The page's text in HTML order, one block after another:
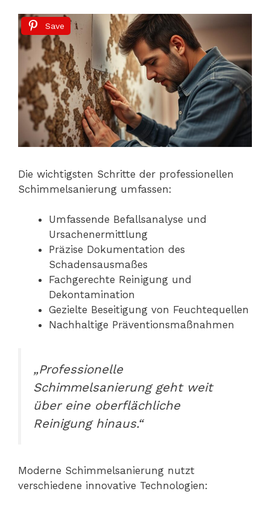
Save
Die wichtigsten Schritte der professionellen
Schimmelsanierung umfassen:
Umfassende Befallsanalyse und
Ursachenermittlung
Präzise Dokumentation des
Schadensausmaßes
Fachgerechte Reinigung und
Dekontamination
Gezielte Beseitigung von Feuchtequellen
Nachhaltige Präventionsmaßnahmen
„Professionelle
Schimmelsanierung geht weit
über eine oberflächliche
Reinigung hinaus.“
Moderne Schimmelsanierung nutzt
verschiedene innovative Technologien: